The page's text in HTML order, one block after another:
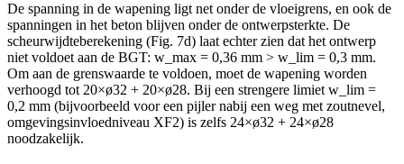
De spanning in de wapening ligt net onder de vloeigrens, en ook de
spanningen in het beton blijven onder de ontwerpsterkte. De
scheurwijdteberekening (Fig. 7d) laat echter zien dat het ontwerp
niet voldoet aan de BGT: w_max = 0,36 mm > w_lim = 0,3 mm.
Om aan de grenswaarde te voldoen, moet de wapening worden
verhoogd tot 20×ø32 + 20×ø28. Bij een strengere limiet w_lim =
0,2 mm (bijvoorbeeld voor een pijler nabij een weg met zoutnevel,
omgevingsinvloedniveau XF2) is zelfs 24×ø32 + 24×ø28
noodzakelijk.